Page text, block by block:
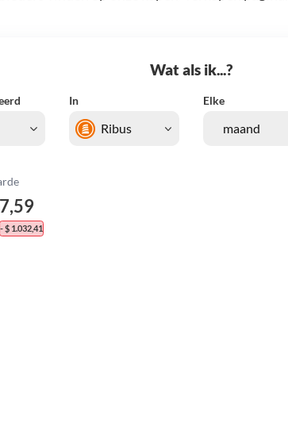
Wat als ik...?
In Elke
- $ 1.032,41